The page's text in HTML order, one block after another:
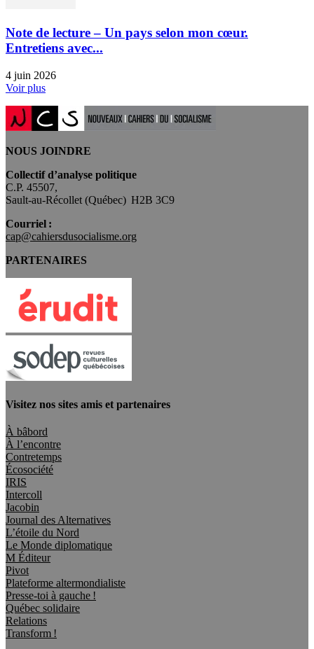
Note de lecture – Un pays selon mon cœur.
Entretiens avec...
4 juin 2026
Voir plus
NOUS JOINDRE
Collectif d’analyse politique
C.P. 45507,
Sault-au-Récollet (Québec) H2B 3C9
Courriel :
cap@cahiersdusocialisme.org
PARTENAIRES
Visitez nos sites amis et partenaires
À bâbord
À l’encontre
Contretemps
Écosociété
IRIS
Intercoll
Jacobin
Journal des Alternatives
L’étoile du Nord
Le Monde diplomatique
M Éditeur
Pivot
Plateforme altermondialiste
Presse-toi à gauche !
Québec solidaire
Relations
Transform !